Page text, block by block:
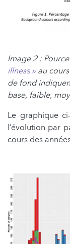
Image 2 :
illness » au
de fond
base, faible,
Le graphique
l’évolution par
cours des